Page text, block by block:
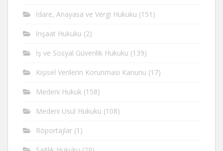
İdare, Anayasa ve Vergi Hukuku (151)
İnşaat Hukuku (2)
İş ve Sosyal Güvenlik Hukuku (139)
Kişisel Verilerin Korunması Kanunu (17)
Medeni Hukuk (158)
Medeni Usul Hukuku (108)
Röportajlar (1)